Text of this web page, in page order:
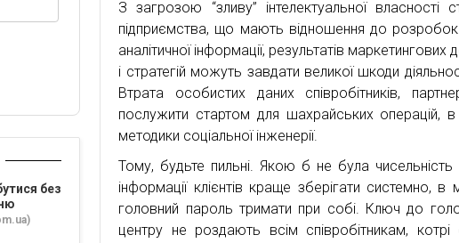
З загрозою “зливу” інтелектуальної власності
підприємства, що мають відношення до розробок
аналітичної інформації, результатів маркетингових
і стратегій можуть завдати великої шкоди
Втрата особистих даних співробітників,
послужити стартом для шахрайських операцій,
методики соціальної інженерії.
Тому, будьте пильні. Якою б не була чисельність
інформації клієнтів краще зберігати системно,
головний пароль тримати при собі. Ключ до
центру не роздають всім співробітникам,
без